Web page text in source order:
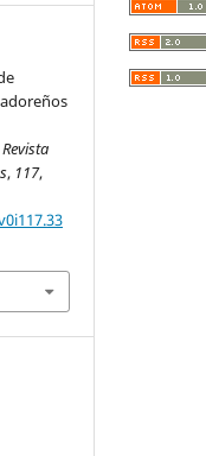
, 117,